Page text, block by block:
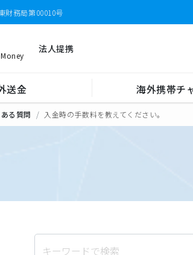
財務局第00010号
法人提携
送金 海外携帯チ
る質問 入金時の手数料を教えてください。